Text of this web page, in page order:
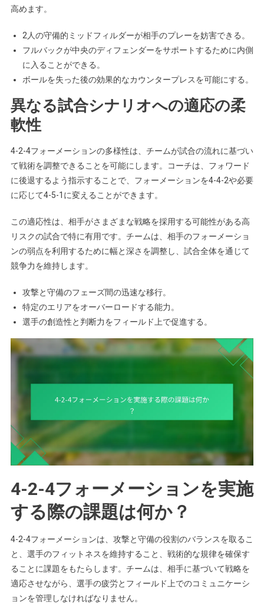
高めます。
2人の守備的ミッドフィルダーが相手のプレーを妨害できる。
フルバックが中央のディフェンダーをサポートするために内側
に入ることができる。
ボールを失った後の効果的なカウンタープレスを可能にする。
異なる試合シナリオへの適応の柔
軟性
4-2-4フォーメーションの多様性は、チームが試合の流れに基づい
て戦術を調整できることを可能にします。コーチは、フォワード
に後退するよう指示することで、フォーメーションを4-4-2や必要
に応じて4-5-1に変えることができます。
この適応性は、相手がさまざまな戦略を採用する可能性がある高
リスクの試合で特に有用です。チームは、相手のフォーメーショ
ンの弱点を利用するために幅と深さを調整し、試合全体を通じて
競争力を維持します。
攻撃と守備のフェーズ間の迅速な移行。
特定のエリアをオーバーロードする能力。
選手の創造性と判断力をフィールド上で促進する。
4-2-4フォーメーションを実施
する際の課題は何か？
4-2-4フォーメーションは、攻撃と守備の役割のバランスを取るこ
と、選手のフィットネスを維持すること、戦術的な規律を確保す
ることに課題をもたらします。チームは、相手に基づいて戦略を
適応させながら、選手の疲労とフィールド上でのコミュニケーシ
ョンを管理しなければなりません。